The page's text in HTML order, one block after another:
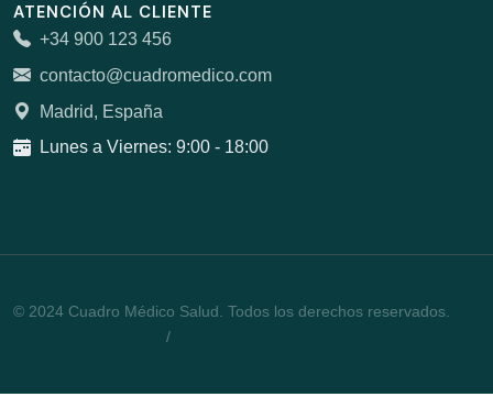
ATENCIÓN AL CLIENTE
+34 900 123 456
contacto@cuadromedico.com
Madrid, España
Lunes a Viernes: 9:00 - 18:00
© 2024 Cuadro Médico Salud. Todos los derechos reservados.
/